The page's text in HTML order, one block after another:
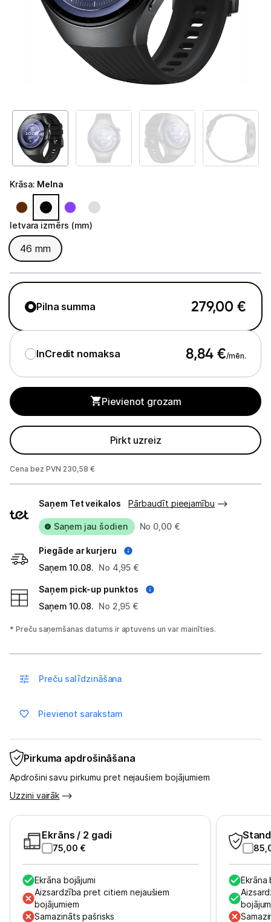
Telefoni, planšetdatori
Viedierīces
Viedpulksteņi un aproces
Viedie gredzeni
Fitnesa aproces
Aksesuāri viedpulksteņiem
Droni un piederumi
Izklaide un atpūta
Video
GPS
Elektrostacijas un saules paneļi
Zāles pļāvēji roboti
Sadzīves tehnika
Skaistumkopšana
Sports un atpūta
Piederumi sportam
Viedpulksteņi
Masāžas ierīces
Atpūta
Ražotāju atjaunota tehnika
Blogs
Piegāde un apmaksa
Tehnikas izvešana
Kontakti
Informācija
Krāsa: Melna
Ietvara izmērs (mm)
Ietvara izmērs (mm)
46 mm
Pilna summa 279,00 €
InCredit nomaksa 8,84 €/mēn.
Pievienot grozam
Pirkt uzreiz
Cena bez PVN 230,58 €
veidi
Saņem Tet veikalos Pārbaudīt pieejamību
Saņem jau šodien No 0,00 €
Piegāde ar kurjeru
Saņem 10.08. No 4,95 €
Saņem pick-up punktos
Saņem 10.08. No 2,95 €
* Preču saņemšanas datums ir aptuvens un var mainīties.
Preču salīdzināšana
Pievienot sarakstam
Pirkuma apdrošināšana
Apdrošini savu pirkumu pret nejaušiem bojājumiem
Uzzini vairāk
Ekrāns / 2 gadi
75,00 €
Ekrāna bojājumi
Aizsardzība pret citiem nejaušiem
bojājumiem
Samazināts pašrisks
Ekrāna